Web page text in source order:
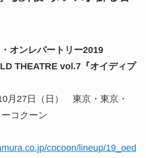
オンレパートリー2019
THEATRE vol.7『オイディプ
月27日（日） 東京・東京・
コクーン
cocoon/lineup/19_oed